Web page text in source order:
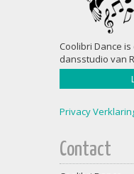
Coolibri Dance
dansstudio van
Privacy
Contact